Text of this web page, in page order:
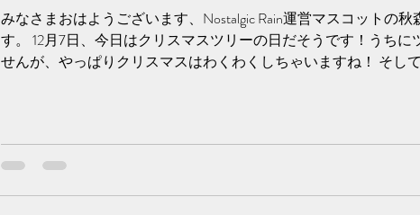
みなさまおはようございます、Nostalgic Rain運営マスコットの秋
す。 12月7日、今日はクリスマスツリーの日だそうです！うちに
せんが、やっぱりクリスマスはわくわくしちゃいますね！ そして